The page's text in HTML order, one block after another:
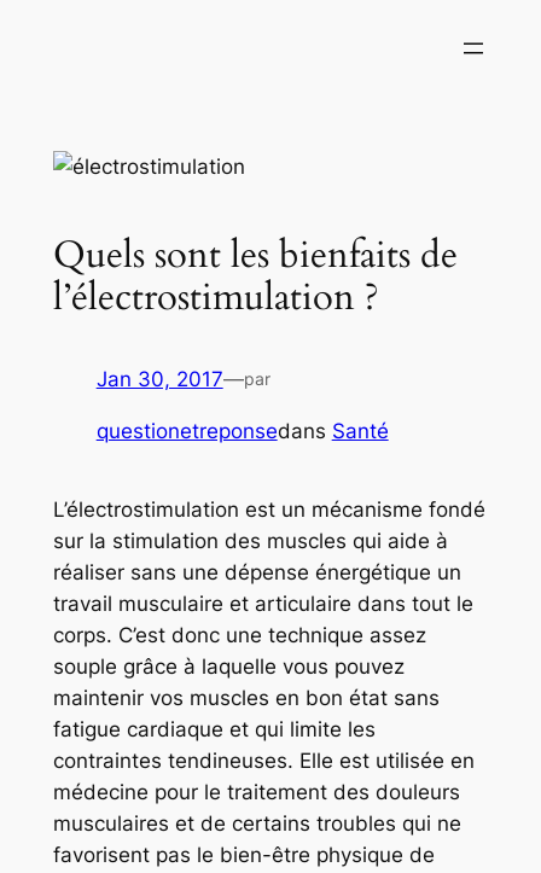
Quels sont les bienfaits de
l’électrostimulation ?
Jan 30, 2017—par
questionetreponsedans Santé
L’électrostimulation est un mécanisme fondé
sur la stimulation des muscles qui aide à
réaliser sans une dépense énergétique un
travail musculaire et articulaire dans tout le
corps. C’est donc une technique assez
souple grâce à laquelle vous pouvez
maintenir vos muscles en bon état sans
fatigue cardiaque et qui limite les
contraintes tendineuses. Elle est utilisée en
médecine pour le traitement des douleurs
musculaires et de certains troubles qui ne
favorisent pas le bien-être physique de